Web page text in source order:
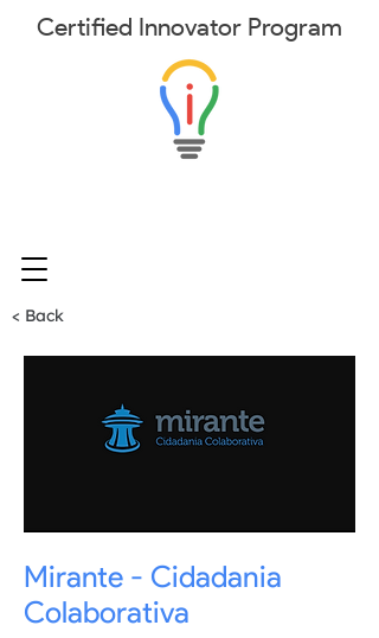
Certified Innovator Program
< Back
Mirante - Cidadania
Colaborativa